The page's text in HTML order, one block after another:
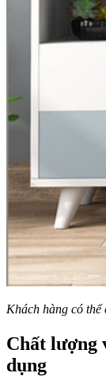
Khách hàng có thể
Chất lượng
dụng